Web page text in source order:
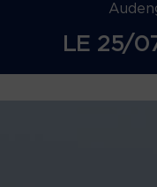
LE 25/